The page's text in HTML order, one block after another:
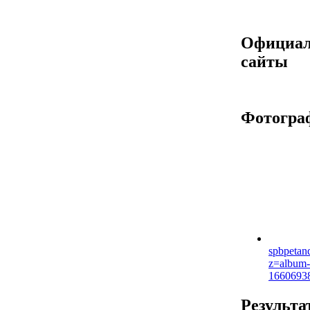
сайты
z=album-